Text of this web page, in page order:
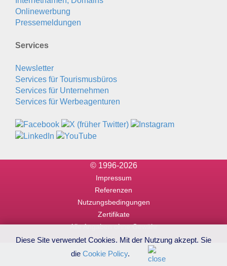
Onlinewerbung
Pressemeldungen
Services
Newsletter
Services für Tourismusbüros
Services für Unternehmen
Services für Werbeagenturen
© 1996-2026
Impressum
Referenzen
Nutzungsbedingungen
Zertifikate
Alle Angaben ohne Gewähr
Diese Site verwendet Cookies. Mit der Nutzung akzept. Sie
die Cookie Policy.